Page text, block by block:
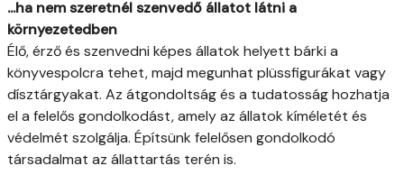
...ha nem szeretnél szenvedő állatot látni a
környezetedben
Élő, érző és szenvedni képes állatok helyett bárki a
könyvespolcra tehet, majd megunhat plüssfigurákat vagy
dísztárgyakat. Az átgondoltság és a tudatosság hozhatja
el a felelős gondolkodást, amely az állatok kíméletét és
védelmét szolgálja. Építsünk felelősen gondolkodó
társadalmat az állattartás terén is.